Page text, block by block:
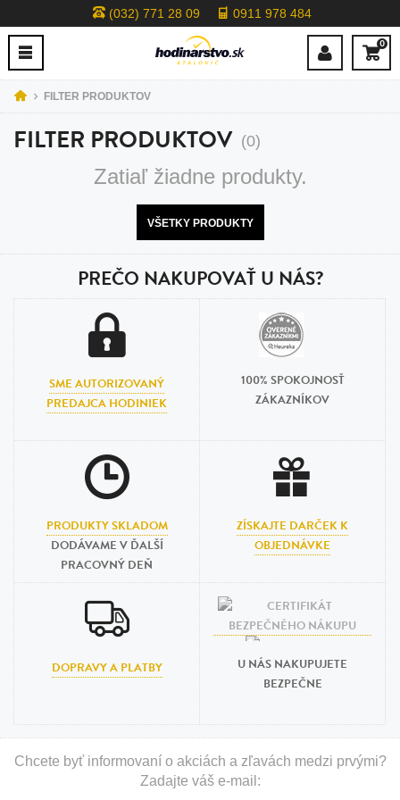
(032) 771 28 09 0911 978 484
0
FILTER PRODUKTOV
FILTER PRODUKTOV (0)
Zatiaľ žiadne produkty.
VŠETKY PRODUKTY
PREČO NAKUPOVAŤ U NÁS?
SME AUTORIZOVANÝ
PREDAJCA HODINIEK
100% SPOKOJNOSŤ
ZÁKAZNÍKOV
PRODUKTY SKLADOM
DODÁVAME V ĎALŠÍ
PRACOVNÝ DEŇ
ZÍSKAJTE DARČEK K
OBJEDNÁVKE
DOPRAVY A PLATBY
U NÁS NAKUPUJETE
BEZPEČNE
Chcete byť informovaní o akciách a zľavách medzi prvými?
Zadajte váš e-mail: